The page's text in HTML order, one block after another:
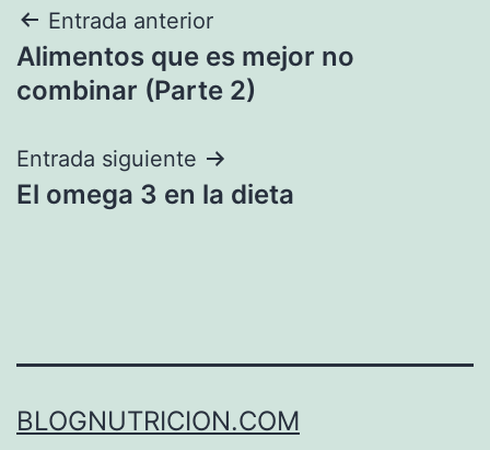
Navegación
de
Entrada anterior
Alimentos que es mejor no
combinar (Parte 2)
Entrada siguiente
El omega 3 en la dieta
BLOGNUTRICION.COM